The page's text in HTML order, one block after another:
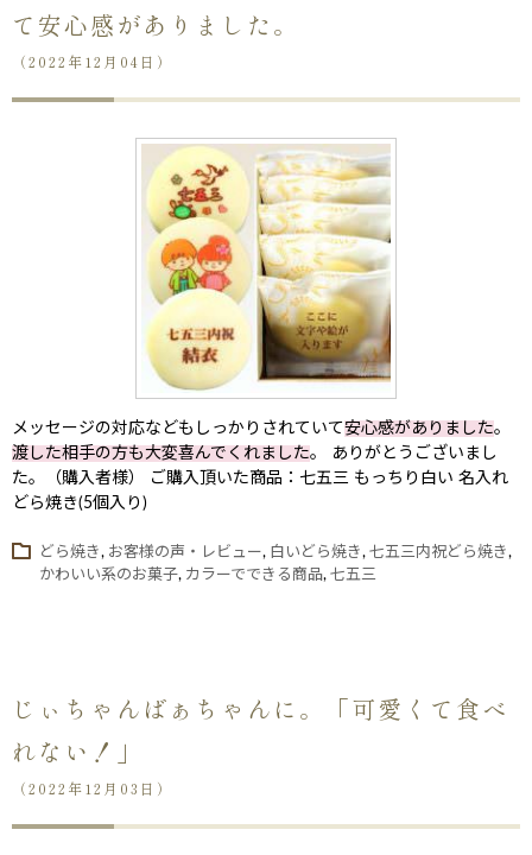
て安心感がありました。
（2022年12月04日）
メッセージの対応などもしっかりされていて安心感がありました。
渡した相手の方も大変喜んでくれました。 ありがとうございまし
た。（購入者様） ご購入頂いた商品：七五三 もっちり白い 名入れ
どら焼き(5個入り)
どら焼き, お客様の声・レビュー, 白いどら焼き, 七五三内祝どら焼き,
かわいい系のお菓子, カラーでできる商品, 七五三
じぃちゃんばぁちゃんに。「可愛くて食べ
れない！」
（2022年12月03日）